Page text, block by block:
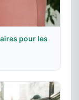
pour les